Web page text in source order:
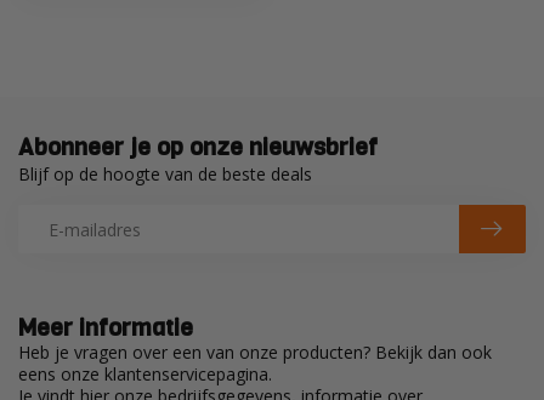
Meer informatie
Heb je vragen over een van onze producten? Bekijk dan ook
eens onze klantenservicepagina.
Abonneer je op onze nieuwsbrief
Blijf op de hoogte van de beste deals